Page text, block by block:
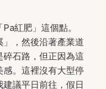
紅肥」這個點。
，然後沿著產業道
石路，但正因為這
。這裡沒有大型停
議平日前往，假日